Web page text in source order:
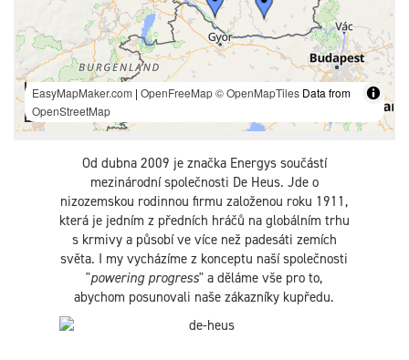
Od dubna 2009 je značka Energys součástí
mezinárodní společnosti De Heus. Jde o
nizozemskou rodinnou firmu založenou roku 1911,
která je jedním z předních hráčů na globálním trhu
s krmivy a působí ve více než padesáti zemích
světa. I my vycházíme z konceptu naší společnosti
"powering progress" a děláme vše pro to,
abychom posunovali naše zákazníky kupředu.